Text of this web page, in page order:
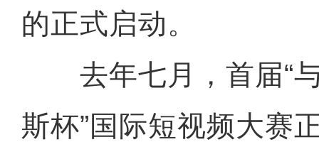
的正式启动。
去年七月，首届“与
斯杯”国际短视频大赛